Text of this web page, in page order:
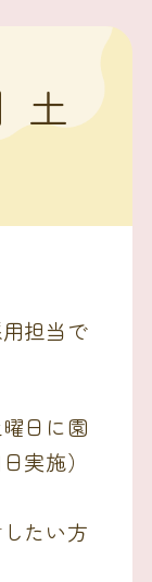
土
担当で
日に園
実施）
たい方